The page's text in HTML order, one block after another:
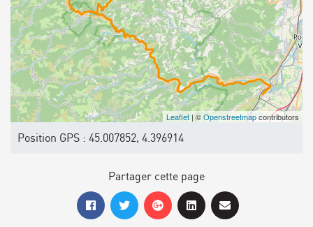
Leaflet | ©Openstreetmapcontributors
Position GPS : 45.007852, 4.396914
Partager cette page